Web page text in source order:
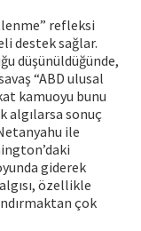
refleksi
destek sağlar.
düşünüldüğünde,
“ABD ulusal
kamuoyu bunu
algılarsa sonuç
ile
giderek
özellikle
çok